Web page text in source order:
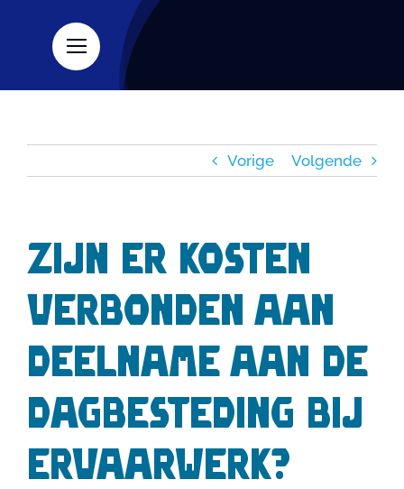
Vorige Volgende
Zijn er kosten
verbonden aan
deelname aan de
dagbesteding bij
ErvaarWerk?